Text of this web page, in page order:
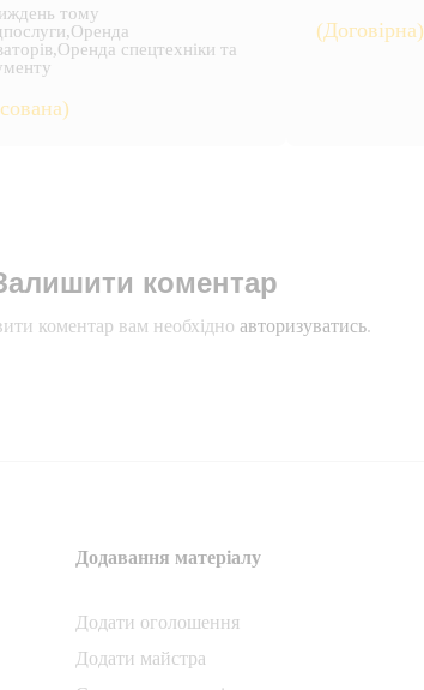
тому
,Оренда
,Оренда спецтехніки та
(Договірна)
коментар
коментар вам необхідно авторизуватись.
Додавання матеріалу
Додати oголошення
Додати майстра